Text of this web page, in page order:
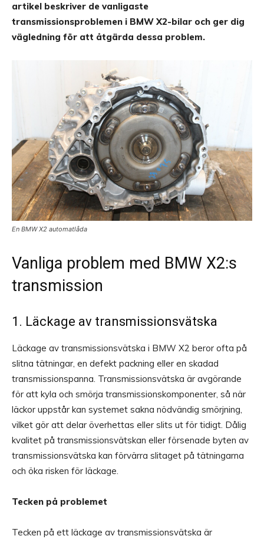
artikel beskriver de vanligaste
transmissionsproblemen i BMW X2-bilar och ger dig
vägledning för att åtgärda dessa problem.
En BMW X2 automatlåda
Vanliga problem med BMW X2:s
transmission
1. Läckage av transmissionsvätska
Läckage av transmissionsvätska i BMW X2 beror ofta på
slitna tätningar, en defekt packning eller en skadad
transmissionspanna. Transmissionsvätska är avgörande
för att kyla och smörja transmissionskomponenter, så när
läckor uppstår kan systemet sakna nödvändig smörjning,
vilket gör att delar överhettas eller slits ut för tidigt. Dålig
kvalitet på transmissionsvätskan eller försenade byten av
transmissionsvätska kan förvärra slitaget på tätningarna
och öka risken för läckage.
Tecken på problemet
Tecken på ett läckage av transmissionsvätska är